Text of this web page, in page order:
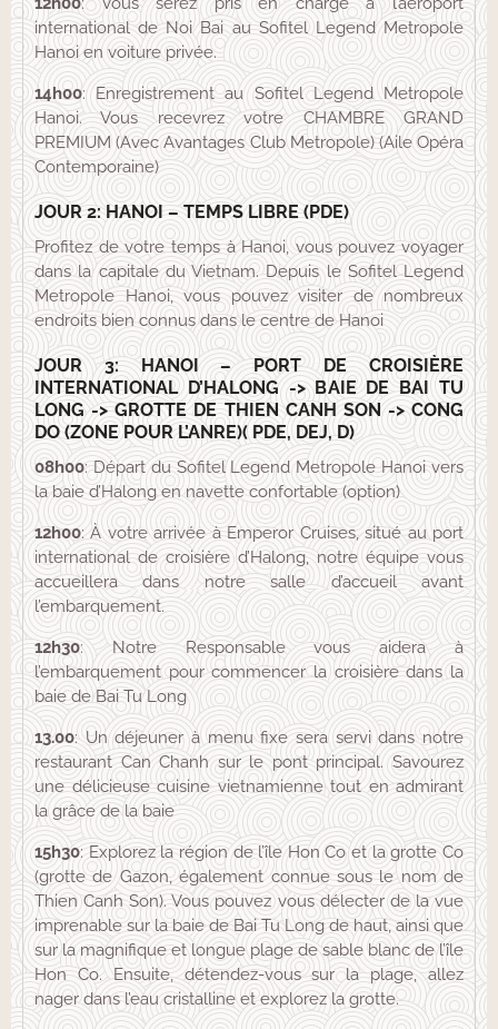
international de Noi Bai au Sofitel Legend Metropole
Hanoi en voiture privée.
14h00: Enregistrement au Sofitel Legend Metropole
Hanoi. Vous recevrez votre CHAMBRE GRAND
PREMIUM (Avec Avantages Club Metropole) (Aile Opéra
Contemporaine)
JOUR 2: HANOI – TEMPS LIBRE (PDE)
Profitez de votre temps à Hanoi, vous pouvez voyager
dans la capitale du Vietnam. Depuis le Sofitel Legend
Metropole Hanoi, vous pouvez visiter de nombreux
endroits bien connus dans le centre de Hanoi
JOUR 3: HANOI – PORT DE CROISIÈRE
INTERNATIONAL D’HALONG -> BAIE DE BAI TU
LONG -> GROTTE DE THIEN CANH SON -> CONG
DO (ZONE POUR L’ANRE)( PDE, DEJ, D)
08h00: Départ du Sofitel Legend Metropole Hanoi vers
la baie d’Halong en navette confortable (option)
12h00: À votre arrivée à Emperor Cruises, situé au port
international de croisière d’Halong, notre équipe vous
accueillera dans notre salle d’accueil avant
l’embarquement.
12h30: Notre Responsable vous aidera à
l’embarquement pour commencer la croisière dans la
baie de Bai Tu Long
13.00: Un déjeuner à menu fixe sera servi dans notre
restaurant Can Chanh sur le pont principal. Savourez
une délicieuse cuisine vietnamienne tout en admirant
la grâce de la baie
15h30: Explorez la région de l’île Hon Co et la grotte Co
(grotte de Gazon, également connue sous le nom de
Thien Canh Son). Vous pouvez vous délecter de la vue
imprenable sur la baie de Bai Tu Long de haut, ainsi que
sur la magnifique et longue plage de sable blanc de l’île
Hon Co. Ensuite, détendez-vous sur la plage, allez
nager dans l’eau cristalline et explorez la grotte.